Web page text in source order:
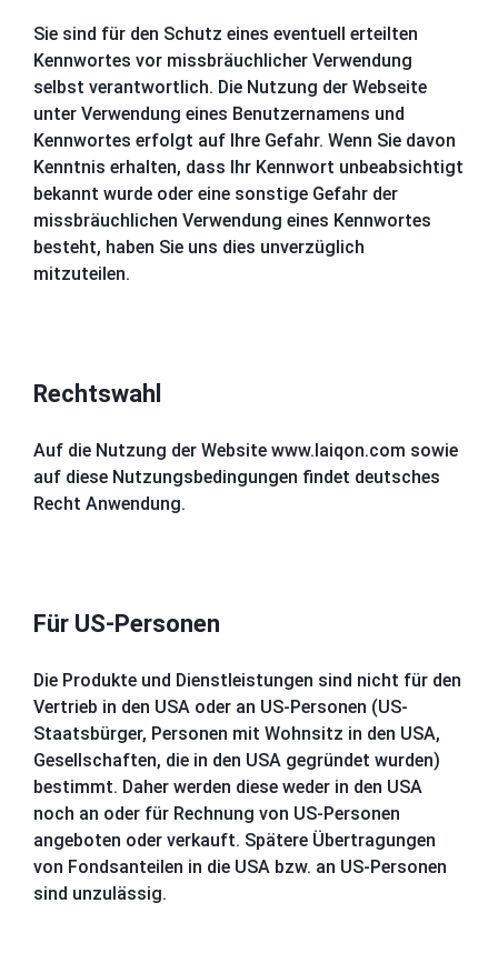
Sie sind für den Schutz eines eventuell erteilten
Kennwortes vor missbräuchlicher Verwendung
selbst verantwortlich. Die Nutzung der Webseite
unter Verwendung eines Benutzernamens und
Kennwortes erfolgt auf Ihre Gefahr. Wenn Sie davon
Kenntnis erhalten, dass Ihr Kennwort unbeabsichtigt
bekannt wurde oder eine sonstige Gefahr der
missbräuchlichen Verwendung eines Kennwortes
besteht, haben Sie uns dies unverzüglich
mitzuteilen.
Rechtswahl
Auf die Nutzung der Website www.laiqon.com sowie
auf diese Nutzungsbedingungen findet deutsches
Recht Anwendung.
Für US-Personen
Die Produkte und Dienstleistungen sind nicht für den
Vertrieb in den USA oder an US-Personen (US-
Staatsbürger, Personen mit Wohnsitz in den USA,
Gesellschaften, die in den USA gegründet wurden)
bestimmt. Daher werden diese weder in den USA
noch an oder für Rechnung von US-Personen
angeboten oder verkauft. Spätere Übertragungen
von Fondsanteilen in die USA bzw. an US-Personen
sind unzulässig.